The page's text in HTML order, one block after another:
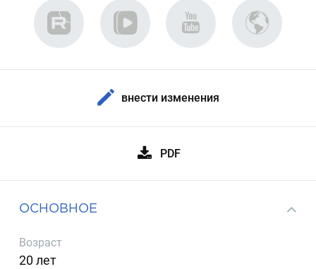
внести изменения
PDF
ОСНОВНОЕ
Возраст
20 лет